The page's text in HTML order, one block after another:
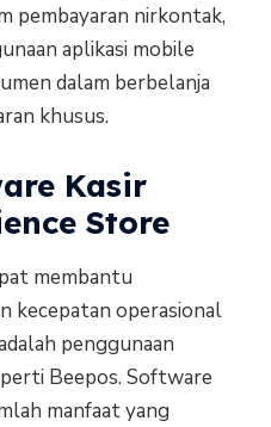
pembayaran nirkontak,
aplikasi mobile
dalam berbelanja
khusus.
Kasir
Store
membantu
kecepatan operasional
penggunaan
Beepos. Software
manfaat yang